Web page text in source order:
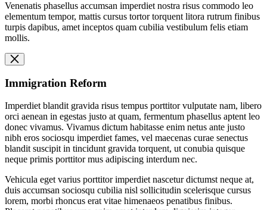
Venenatis phasellus accumsan imperdiet nostra risus commodo leo
elementum tempor, mattis cursus tortor torquent litora rutrum finibus
turpis dapibus, amet inceptos quam cubilia vestibulum felis etiam
mollis.
Immigration Reform
Imperdiet blandit gravida risus tempus porttitor vulputate nam, libero
orci aenean in egestas justo at quam, fermentum phasellus aptent leo
donec vivamus. Vivamus dictum habitasse enim netus ante justo
nibh eros sociosqu imperdiet fames, vel maecenas curae senectus
blandit suscipit in tincidunt gravida torquent, ut conubia quisque
neque primis porttitor mus adipiscing interdum nec.
Vehicula eget varius porttitor imperdiet nascetur dictumst neque at,
duis accumsan sociosqu cubilia nisl sollicitudin scelerisque cursus
lorem, morbi rhoncus erat vitae himenaeos penatibus finibus.